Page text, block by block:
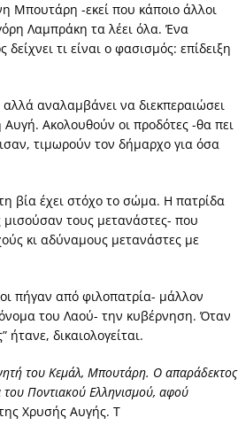
αλλά τα κόμματα της αντιπολίτευσης δεν
η «λύση» του μέσα από τον
Το άδοξο βήμα της Μ. Καρυστιανού
Μπουτάρη -εκεί που κάποιο άλλοι
Λαμπράκη τα λέει όλα. Ένα
τι είναι ο φασισμός: επίδειξη
αναλαμβάνει να διεκπεραιώσει
Ακολουθούν οι προδότες -θα πει
τιμωρούν τον δήμαρχο για όσα
βία έχει στόχο το σώμα. Η πατρίδα
τους μετανάστες- που
κι αδύναμους μετανάστες με
πήγαν από φιλοπατρία- μάλλον
του Λαού- την κυβέρνηση. Όταν
δικαιολογείται.
του Κεμάλ, Μπουτάρη. Ο απαράδεκτος
Ποντιακού Ελληνισμού, αφού
Χρυσής Αυγής. Τ